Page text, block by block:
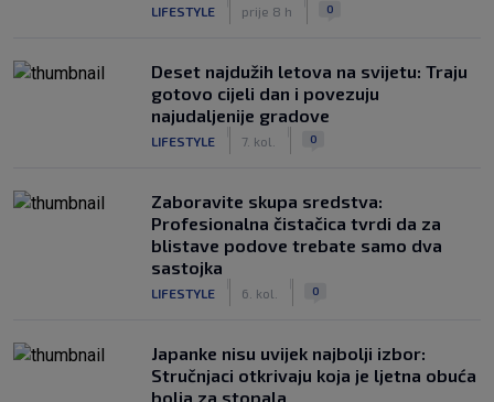
LIFESTYLE prije 8 h 0
Deset najdužih letova na svijetu: Traju
gotovo cijeli dan i povezuju
najudaljenije gradove
LIFESTYLE 7. kol. 0
Zaboravite skupa sredstva:
Profesionalna čistačica tvrdi da za
blistave podove trebate samo dva
sastojka
LIFESTYLE 6. kol. 0
Japanke nisu uvijek najbolji izbor:
Stručnjaci otkrivaju koja je ljetna obuća
bolja za stopala